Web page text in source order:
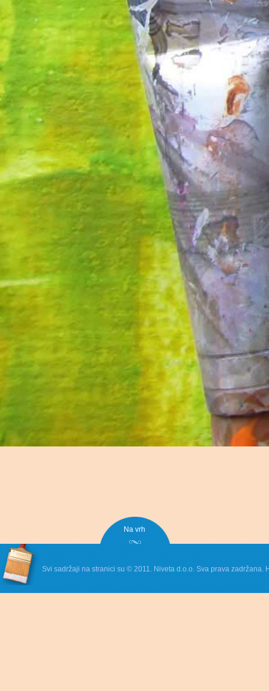
Na vrh
Svi sadržaji na stranici su © 2011. Niveta d.o.o. Sva prava zadržana.